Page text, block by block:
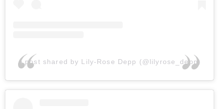
A post shared by Lily-Rose Depp (@lilyrose_depp)